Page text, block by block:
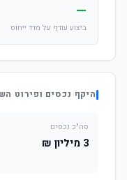
—
ביצוע עודף על מדד ייחוס
היקף נכסים ופירוט
סה"כ נכסים
3 מיליון ₪